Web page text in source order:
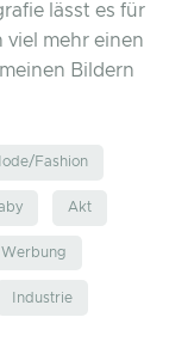
lässt es für
mehr einen
Bildern
Fashion
Akt
Industrie